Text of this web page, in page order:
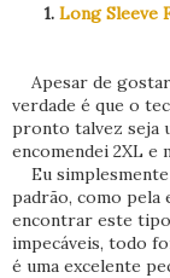
1. Long Sleeve
Apesar de
verdade é que o
pronto talvez seja
encomendei 2XL e
Eu simplesmente
padrão, como pela
encontrar este tipo
impecáveis, todo
é uma excelente